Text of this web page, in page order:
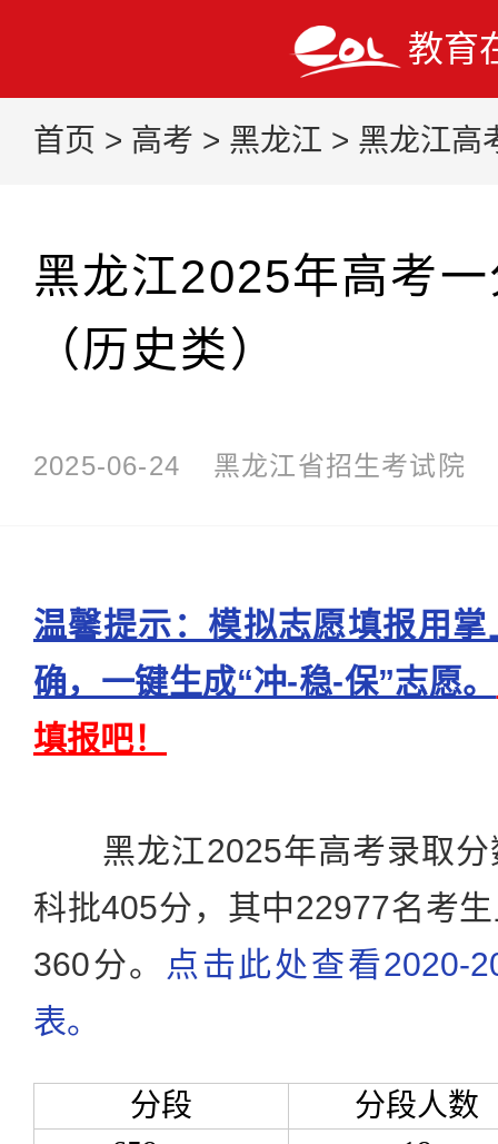
教育
首页 > 高考 > 黑龙江 > 黑龙江高
黑龙江2025年高考
（历史类）
2025-06-24 黑龙江省招生考试院
温馨提示：模拟志愿填报用
确，一键生成“冲-稳-保”志愿。
填报吧！
黑龙江2025年高考录取分
科批405分，其中22977名考
360分。
点击此处查看2020-
表。
分段
分段人数